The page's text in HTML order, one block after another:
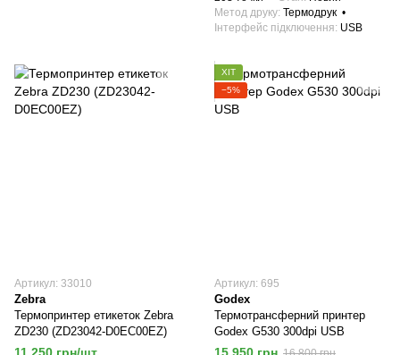
Метод друку Термодрук
Інтерфейс підключення USB
Артикул: 33010
Zebra
Термопринтер етикеток Zebra
ZD230 (ZD23042-D0EC00EZ)
ХІТ
−5%
Артикул: 695
Godex
Термотрансферний принтер
Godex G530 300dpi USB